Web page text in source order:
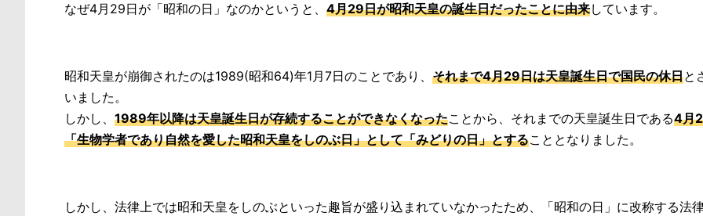
なぜ4月29日が「昭和の日」なのかというと、 4月29日が昭和天皇の誕生日だったことに由来しています。
昭和天皇が崩御されたのは1989(昭和64)年1月7日のことであり、 それまで4月29日は天皇誕生日で国民の休日と
いました。
しかし、 1989年以降は天皇誕生日が存続することができなくなったことから、それまでの天皇誕生日である4月
「生物学者であり自然を愛した昭和天皇をしのぶ日」として「みどりの日」とすることとなりました。
しかし、法律上では昭和天皇をしのぶといった趣旨が盛り込まれていなかったため、「昭和の日」に改称する法